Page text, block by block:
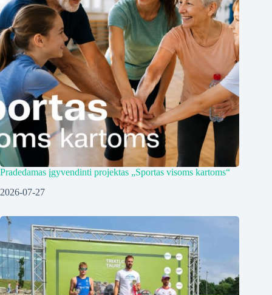
Pradedamas įgyvendinti projektas „Sportas visoms kartoms“
2026-07-27